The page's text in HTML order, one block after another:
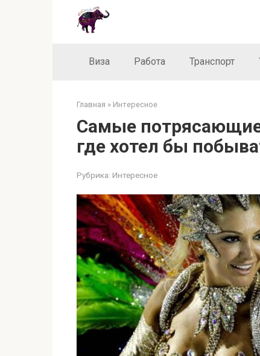
Виза Работа Транспорт
Главная » Интересное
Самые
где хотел бы
Рубрика: Интересное